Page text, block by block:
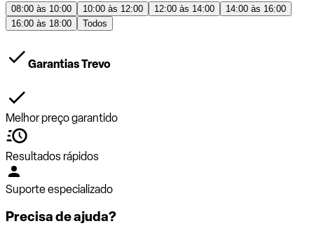
08:00 às 10:00 10:00 às 12:00 12:00 às 14:00
14:00 às 16:00
16:00 às 18:00
Todos
Garantias Trevo
Melhor preço garantido
Resultados rápidos
Suporte especializado
Precisa de ajuda?